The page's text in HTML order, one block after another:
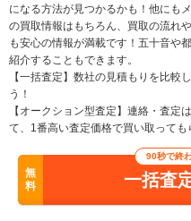
になる方法が見つかるかも！他にも
の買取情報はもちろん、買取の流れ
も安心の情報が満載です！五十音や
紹介することもできます。
【一括査定】数社の見積もりを比較
う！
【オークション型査定】連絡・査定
て、1番高い査定価格で買い取っても
無
料
90秒で終
一括査